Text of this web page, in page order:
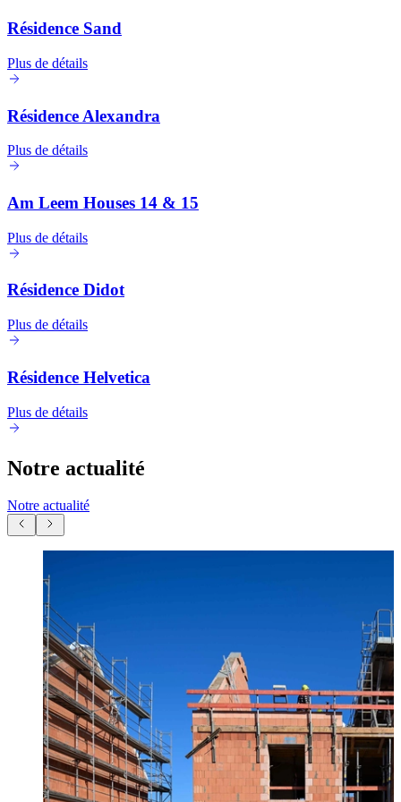
Résidence Sand
Plus de détails
Résidence Alexandra
Plus de détails
Am Leem Houses 14 & 15
Plus de détails
Résidence Didot
Plus de détails
Résidence Helvetica
Plus de détails
Notre actualité
Notre actualité